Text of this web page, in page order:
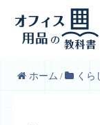
ホーム / くら